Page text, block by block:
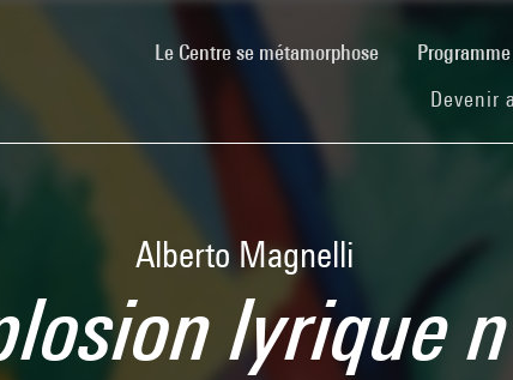
Le Centre se métamorphose(current)
Devenir
Alberto Magnelli
lyrique